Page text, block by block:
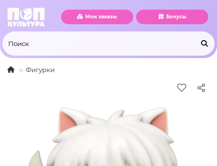
Мои заказы Бонусы
Фигурки